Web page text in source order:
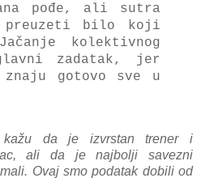
pođe, ali sutra
preuzeti bilo koji
kolektivnog
zadatak, jer
gotovo sve u
kažu da je izvrstan trener i
ali da je najbolji savezni
Ovaj smo podatak dobili od